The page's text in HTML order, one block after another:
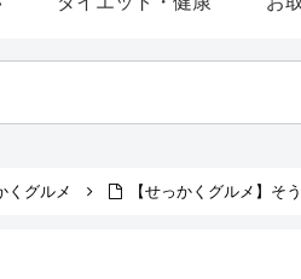
くグルメ 【せっかくグルメ】そ